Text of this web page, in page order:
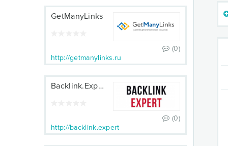
GetManyLinks
(0)
http://getmanylinks.ru
Backlink.Expert
(0)
http://backlink.expert